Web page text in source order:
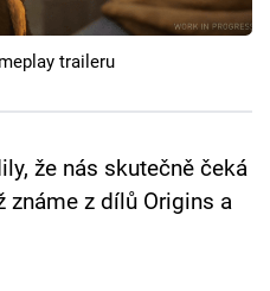
traileru
že nás skutečně čeká
známe z dílů Origins a